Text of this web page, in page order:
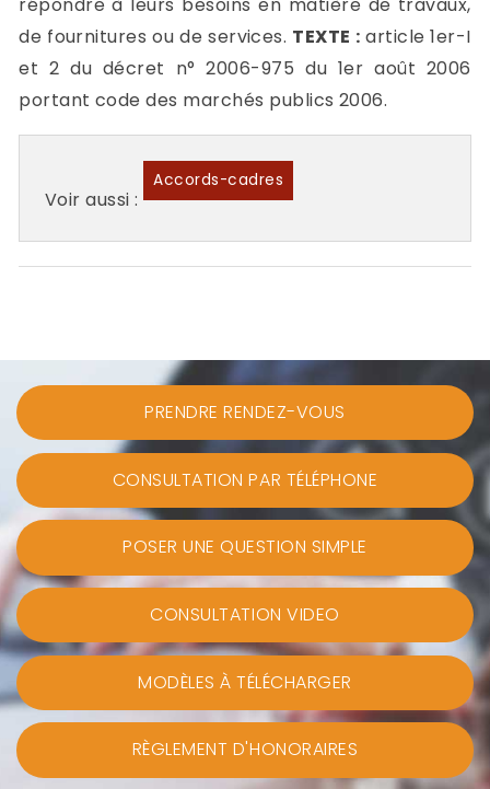
de fournitures ou de services. TEXTE : article 1er-I
et 2 du décret n° 2006-975 du 1er août 2006
portant code des marchés publics 2006.
Voir aussi :
Accords-cadres
PRENDRE RENDEZ-VOUS
CONSULTATION PAR TÉLÉPHONE
POSER UNE QUESTION SIMPLE
CONSULTATION VIDEO
MODÈLES À TÉLÉCHARGER
RÈGLEMENT D'HONORAIRES